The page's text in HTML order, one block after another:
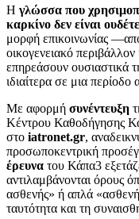
Η γλώσσα που
καρκίνο δεν είναι
μορφή επικοινωνίας
οικογενειακό
επηρεάσουν ουσιαστικά
ιδιαίτερα σε μια
Με αφορμή συνέντευξη
Κέντρου Καθοδήγησης
στο iatronet.gr,
προσωποκεντρική
έρευνα του Κάπα3
αντιλαμβάνονται όρους
ασθενής» ή απλά
ταυτότητα και τη